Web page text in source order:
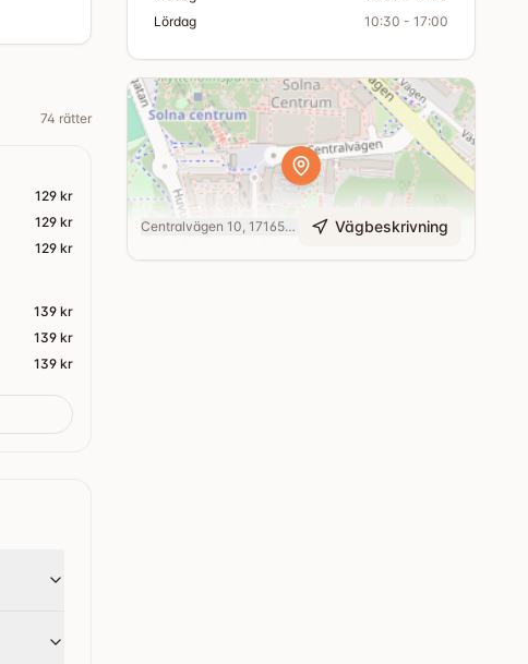
74 rätter
129 kr
129 kr
129 kr
139 kr
139 kr
139 kr
Lördag
10:30 - 17:00
Centralvägen 10, 17165 Solna Vägbeskrivning